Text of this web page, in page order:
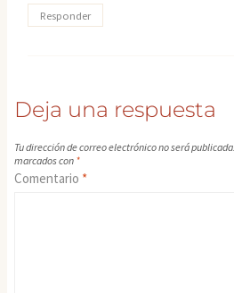
Responder
Deja una respuesta
Tu dirección de correo electrónico no será publicada.
marcados con *
Comentario *